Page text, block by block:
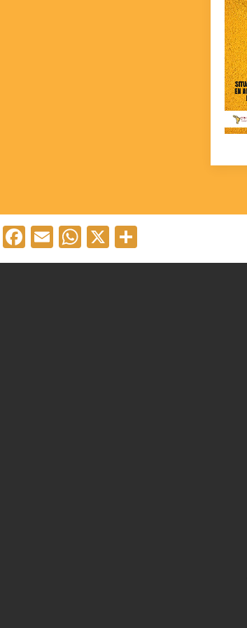
Facebook
EmailWhatsApp
X